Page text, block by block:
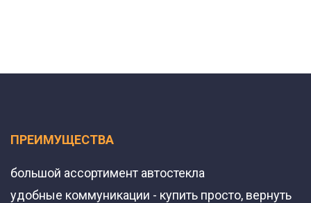
ПРЕИМУЩЕСТВА
большой ассортимент автостекла
удобные коммуникации - купить просто, вернуть